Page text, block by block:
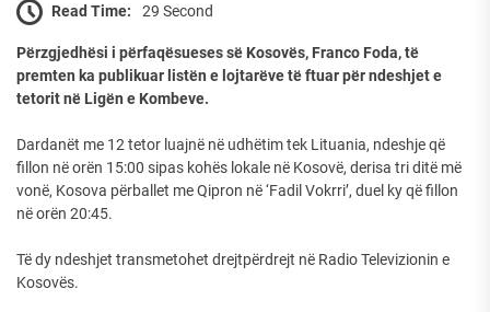
Read Time: 29 Second
Përzgjedhësi i përfaqësueses së Kosovës, Franco Foda, të
premten ka publikuar listën e lojtarëve të ftuar për ndeshjet e
tetorit në Ligën e Kombeve.
Dardanët me 12 tetor luajnë në udhëtim tek Lituania, ndeshje që
fillon në orën 15:00 sipas kohës lokale në Kosovë, derisa tri ditë më
vonë, Kosova përballet me Qipron në ‘Fadil Vokrri’, duel ky që fillon
në orën 20:45.
Të dy ndeshjet transmetohet drejtpërdrejt në Radio Televizionin e
Kosovës.